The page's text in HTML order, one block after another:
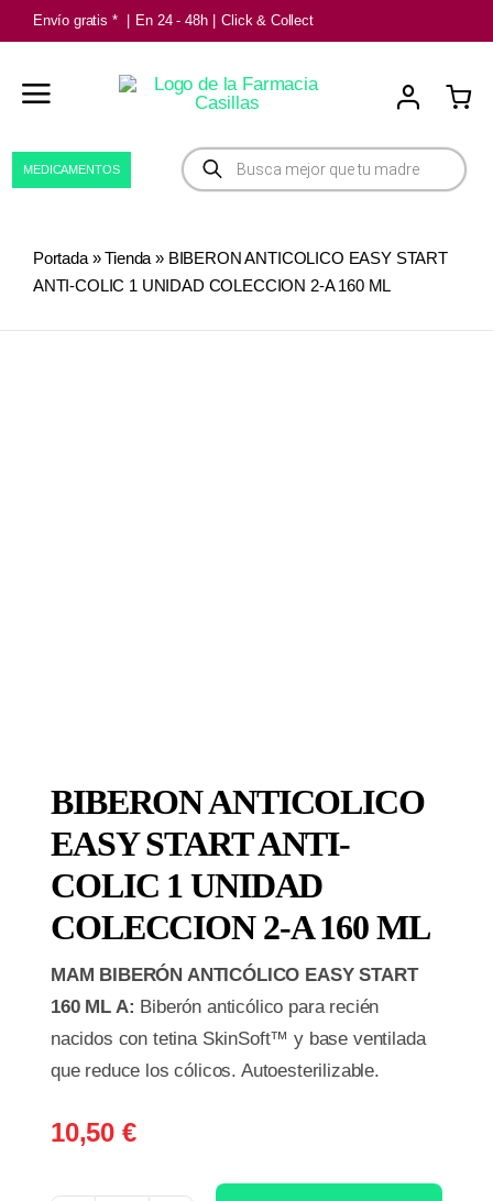
Saltar
al
contenido
Envío gratis * En 24 - 48h Click & Collect
Búsqueda
de
productos
MEDICAMENTOS
Portada»Tienda » BIBERON ANTICOLICO EASY START
ANTI-COLIC 1 UNIDAD COLECCION 2-A 160 ML
BIBERON ANTICOLICO
EASY START ANTI-
COLIC 1 UNIDAD
COLECCION 2-A 160 ML
MAM BIBERÓN ANTICÓLICO EASY START
160 ML A: Biberón anticólico para recién
nacidos con tetina SkinSoft™ y base ventilada
que reduce los cólicos. Autoesterilizable.
10,50 €